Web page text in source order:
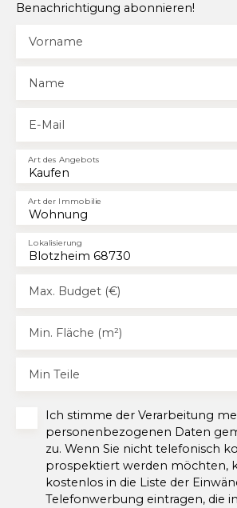
Benachrichtigung abonnieren!
Vorname
Name
E-Mail
Kaufen
Art des Angebots
Wohnung
Art der Immobilie
Blotzheim 68730
Lokalisierung
Max. Budget (€)
Min. Fläche (m²)
Min Teile
Ich stimme der Verarbeitung
personenbezogenen Daten
zu. Wenn Sie nicht telefonisch
prospektiert werden möchten,
kostenlos in die Liste der
Telefonwerbung eintragen, die